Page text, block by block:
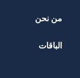
من نحن
الباقات